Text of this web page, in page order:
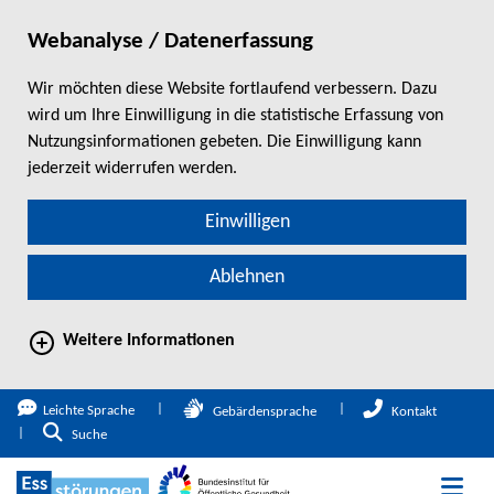
Webanalyse / Datenerfassung
Wir möchten diese Website fortlaufend verbessern. Dazu
wird um Ihre Einwilligung in die statistische Erfassung von
Nutzungsinformationen gebeten. Die Einwilligung kann
jederzeit widerrufen werden.
Einwilligen
Ablehnen
Weitere Informationen
direkt zum Hauptinhalt springen
Leichte Sprache Gebärdensprache
Kontakt
Zur Suche
Suche